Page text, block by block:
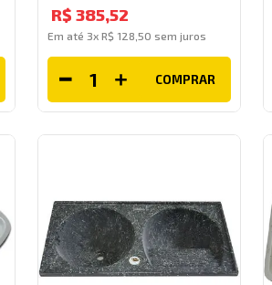
R$ 385,52
Em até 3xR$ 128 ,50 sem juros
COMPRAR